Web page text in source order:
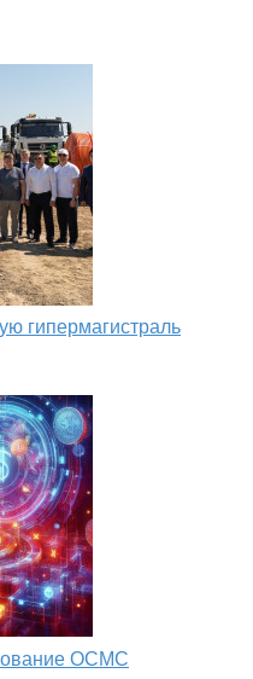
гипермагистраль
ОСМС